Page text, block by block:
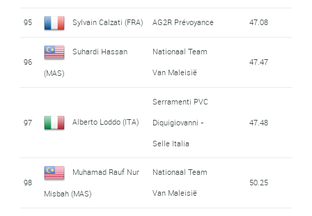
95 Sylvain Calzati (FRA) AG2R Prévoyance 47.08
96
Suhardi Hassan
(MAS)
Nationaal Team
Van Maleisië
47.47
97 Alberto Loddo (ITA)
Serramenti PVC
Diquigiovanni -
Selle Italia
47.48
98
Muhamad Rauf Nur
Misbah (MAS)
Nationaal Team
Van Maleisië
50.25